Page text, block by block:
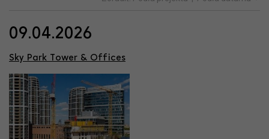
09.04.2026
Sky Park Tower & Offices